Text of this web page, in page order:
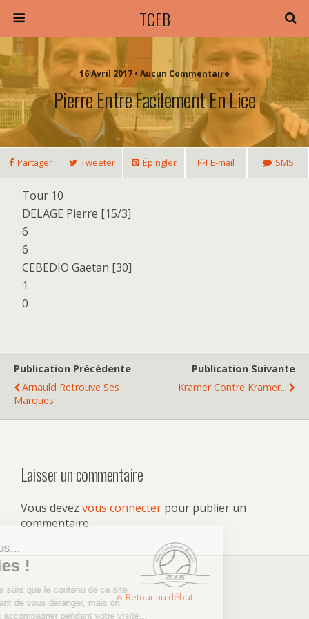
TCEB
16 Avril 2017 • Aucun Commentaire
Pierre Entre Facilement En Lice
Partager Tweeter Épingler E-mail SMS
Tour 10
DELAGE Pierre [15/3]
6
6
CEBEDIO Gaetan [30]
1
0
Publication Précédente
Arnauld Retrouve Ses
Marques
Publication Suivante
Kramer Contre Kramer...
Laisser un commentaire
Vous devez vous connecter pour publier un
commentaire.
Retour au début